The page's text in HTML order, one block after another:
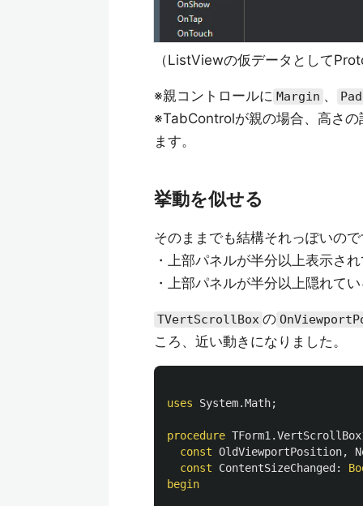
（ListViewの仮データとして
※親コントロールに Margin 、
※TabControlが親の場合、高さの
ます。
挙動を似せる
そのままでも結構それっぽいの
・上部パネルが半分以上表示さ
・上部パネルが半分以上隠れて
TVertScrollBox の
ころ、近い動きになりました。
uses System.Math;
procedure TForm1.
const OldViewportPosition,
const
ContentSizeChanged :
begin